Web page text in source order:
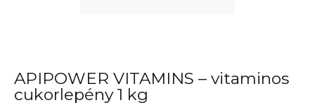
APIPOWER VITAMINS – vitaminos
cukorlepény 1 kg